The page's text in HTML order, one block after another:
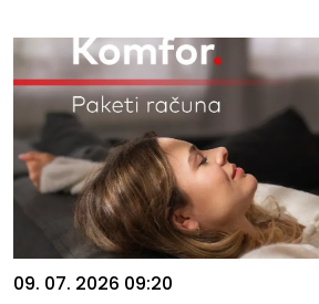
09. 07. 2026 09:20